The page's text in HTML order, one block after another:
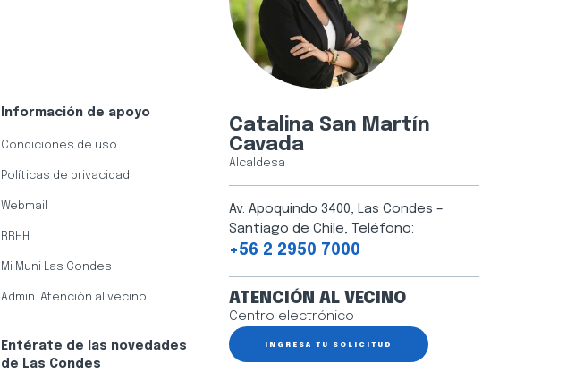
Información de apoyo
Condiciones de uso
Políticas de privacidad
Webmail
RRHH
Mi Muni Las Condes
Admin. Atención al vecino
Entérate de las novedades
de Las Condes
Catalina San Martín
Cavada
Alcaldesa
Av. Apoquindo 3400, Las Condes –
Santiago de Chile, Teléfono:
+56 2 2950 7000
ATENCIÓN AL VECINO
Centro electrónico
INGRESA TU SOLICITUD